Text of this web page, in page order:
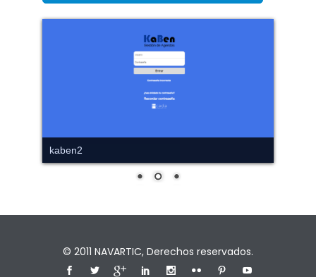
kaben2
© 2011 NAVARTIC, Derechos reservados.